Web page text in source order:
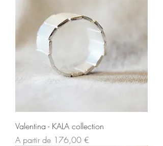
Valentina - KALA collection
A partir de 176,00 €
Preço promocional